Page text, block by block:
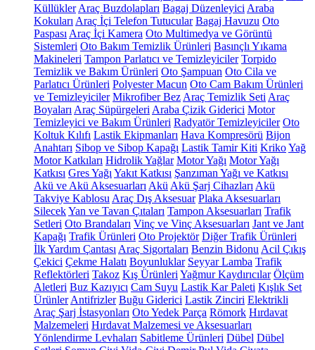
Küllükler Araç Buzdolapları Bagaj Düzenleyici Araba
Kokuları Araç İçi Telefon Tutucular Bagaj Havuzu Oto
Paspası Araç İçi Kamera Oto Multimedya ve Görüntü
Sistemleri Oto Bakım Temizlik Ürünleri Basınçlı Yıkama
Makineleri Tampon Parlatıcı ve Temizleyiciler Torpido
Temizlik ve Bakım Ürünleri Oto Şampuan Oto Cila ve
Parlatıcı Ürünleri Polyester Macun Oto Cam Bakım Ürünleri
ve Temizleyiciler Mikrofiber Bez Araç Temizlik Seti Araç
Boyaları Araç Süpürgeleri Araba Çizik Giderici Motor
Temizleyici ve Bakım Ürünleri Radyatör Temizleyiciler Oto
Koltuk Kılıfı Lastik Ekipmanları Hava Kompresörü Bijon
Anahtarı Sibop ve Sibop Kapağı Lastik Tamir Kiti KrikoYağ
Motor Katkıları Hidrolik Yağlar Motor Yağı Motor Yağı
Katkısı Gres Yağı Yakıt Katkısı Şanzıman Yağı ve Katkısı
Akü ve Akü Aksesuarları Akü Akü Şarj Cihazları Akü
Takviye Kablosu Araç Dış Aksesuar Plaka Aksesuarları
SilecekYan ve Tavan Çıtaları Tampon Aksesuarları Trafik
Setleri Oto Brandaları Vinç ve Vinç Aksesuarları Jant ve Jant
Kapağı Trafik Ürünleri Oto Projektör Diğer Trafik Ürünleri
İlk Yardım Çantası Araç Sigortaları Benzin Bidonu Acil Çıkış
Çekici Çekme Halatı Boyunluklar Seyyar Lamba Trafik
Reflektörleri Takoz Kış Ürünleri Yağmur Kaydırıcılar Ölçüm
Aletleri Buz Kazıyıcı Cam Suyu Lastik Kar Paleti Kışlık Set
Ürünler Antifrizler Buğu Giderici Lastik Zinciri Elektrikli
Araç Şarj İstasyonları Oto Yedek Parça Römork Hırdavat
Malzemeleri Hırdavat Malzemesi ve Aksesuarları
Yönlendirme Levhaları Sabitleme Ürünleri Dübel Dübel